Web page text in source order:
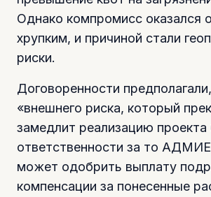
Однако компромисс оказался
хрупким, и причиной стали
риски.
Договоренности
«внешнего риска, который
замедлит реализацию проекта
ответственности за то
может одобрить выплату
компенсации за понесенные